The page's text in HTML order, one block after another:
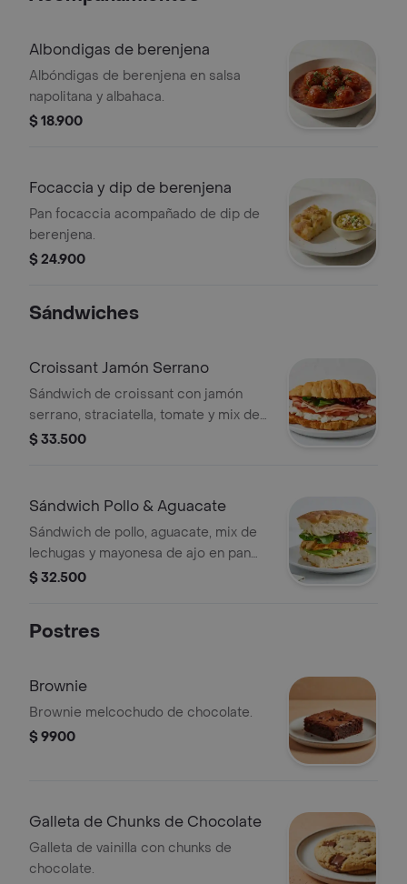
Albondigas de berenjena
Albóndigas de berenjena en salsa
napolitana y albahaca.
$ 18.900
Focaccia y dip de berenjena
Pan focaccia acompañado de dip de
berenjena.
$ 24.900
Sándwiches
Croissant Jamón Serrano
Sándwich de croissant con jamón
serrano, straciatella, tomate y mix de
lechugas.
$ 33.500
Sándwich Pollo & Aguacate
Sándwich de pollo, aguacate, mix de
lechugas y mayonesa de ajo en pan
focaccia de masa madre.
$ 32.500
Postres
Brownie
Brownie melcochudo de chocolate.
$ 9900
Galleta de Chunks de Chocolate
Galleta de vainilla con chunks de
chocolate.